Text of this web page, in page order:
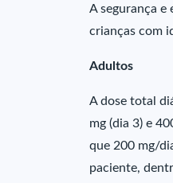
A segurança e
crianças com
Adultos
A dose total
mg (dia 3) e
que 200 mg/
paciente,